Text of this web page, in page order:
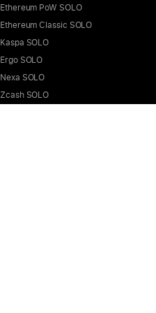
Ethereum PoW SOLO
Ethereum Classic SOLO
Kaspa SOLO
Ergo SOLO
Nexa SOLO
Zcash SOLO